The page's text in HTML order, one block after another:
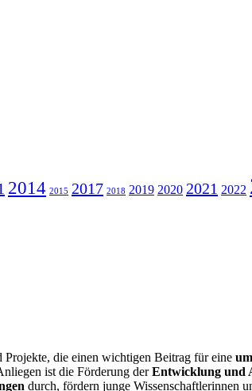
2014 2015 2017 2018 2019 2020 2021 2022
Projekte, die einen wichtigen Beitrag für eine
ist die Förderung derEntwicklung und
durch, fördern junge Wissenschaftlerinnen